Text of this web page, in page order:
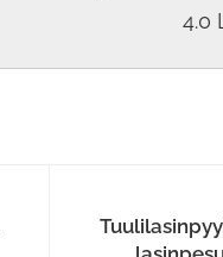
4.0